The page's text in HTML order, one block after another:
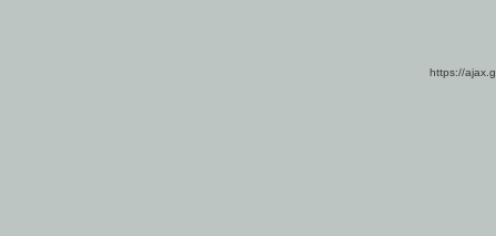
https://